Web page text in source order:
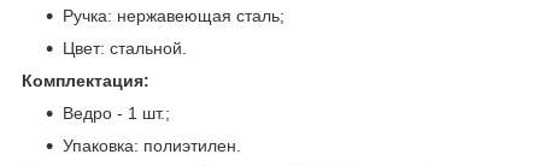
Ручка: нержавеющая сталь;
Цвет: стальной.
Комплектация:
Ведро - 1 шт.;
Упаковка: полиэтилен.